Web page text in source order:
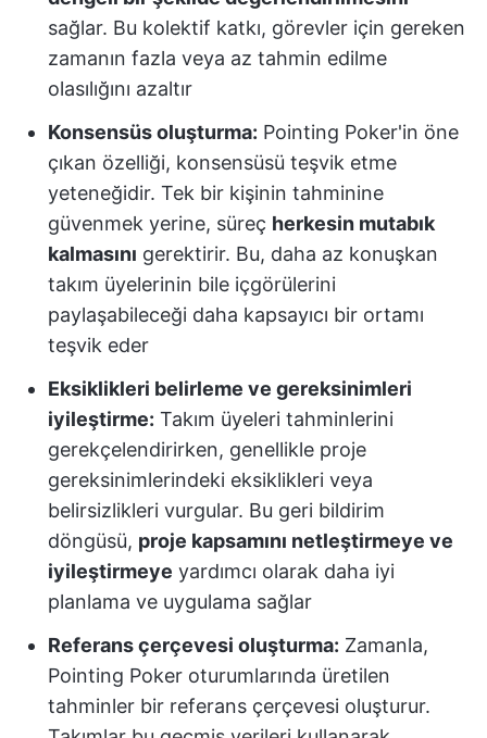
sağlar. Bu kolektif katkı, görevler için gereken
zamanın fazla veya az tahmin edilme
olasılığını azaltır
Konsensüs oluşturma: Pointing Poker'in öne
çıkan özelliği, konsensüsü teşvik etme
yeteneğidir. Tek bir kişinin tahminine
güvenmek yerine, süreç herkesin mutabık
kalmasını gerektirir. Bu, daha az konuşkan
takım üyelerinin bile içgörülerini
paylaşabileceği daha kapsayıcı bir ortamı
teşvik eder
Eksiklikleri belirleme ve gereksinimleri
iyileştirme: Takım üyeleri tahminlerini
gerekçelendirirken, genellikle proje
gereksinimlerindeki eksiklikleri veya
belirsizlikleri vurgular. Bu geri bildirim
döngüsü, proje kapsamını netleştirmeye ve
iyileştirmeye yardımcı olarak daha iyi
planlama ve uygulama sağlar
Referans çerçevesi oluşturma: Zamanla,
Pointing Poker oturumlarında üretilen
tahminler bir referans çerçevesi oluşturur.